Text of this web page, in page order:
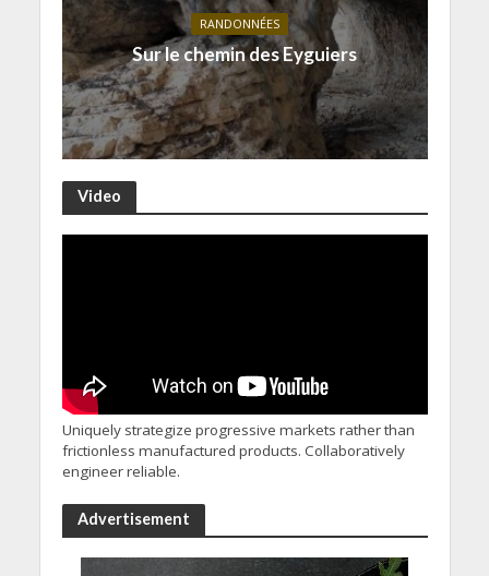
RANDONNÉES
Sur le chemin des Eyguiers
Video
Uniquely strategize progressive markets rather than
frictionless manufactured products. Collaboratively
engineer reliable.
Advertisement